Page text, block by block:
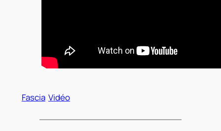
Fascia Vidéo